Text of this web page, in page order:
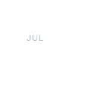
JUL